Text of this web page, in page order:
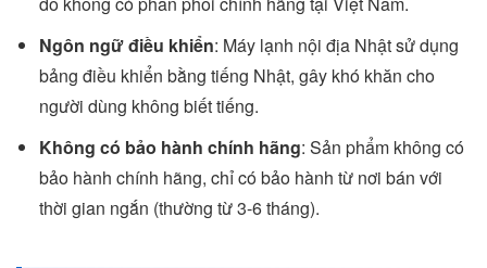
Ngôn ngữ điều khiển: Máy lạnh nội địa Nhật sử dụng
bảng điều khiển bằng tiếng Nhật, gây khó khăn cho
người dùng không biết tiếng.
Không có bảo hành chính hãng: Sản phẩm không có
bảo hành chính hãng, chỉ có bảo hành từ nơi bán với
thời gian ngắn (thường từ 3-6 tháng).